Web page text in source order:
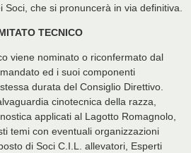
Soci, che si pronuncerà in via definitiva.
TECNICO
viene nominato o riconfermato dal
ed i suoi componenti
durata del Consiglio Direttivo.
cinotecnica della razza,
applicati al Lagotto Romagnolo,
temi con eventuali organizzazioni
di Soci C.I.L. allevatori, Esperti